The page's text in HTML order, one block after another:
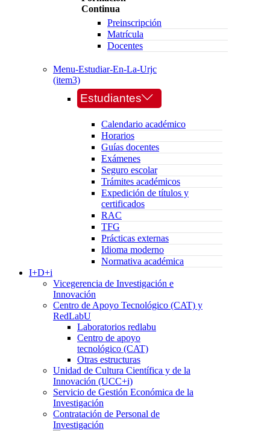
Continua
Preinscripción
Matrícula
Docentes
Menu-Estudiar-En-La-Urjc
(item3)
Estudiantes
Calendario académico
Horarios
Guías docentes
Exámenes
Seguro escolar
Trámites académicos
Expedición de títulos y
certificados
RAC
TFG
Prácticas externas
Idioma moderno
Normativa académica
I+D+i
Vicegerencia de Investigación e
Innovación
Centro de Apoyo Tecnológico (CAT) y
RedLabU
Laboratorios redlabu
Centro de apoyo
tecnológico (CAT)
Otras estructuras
Unidad de Cultura Científica y de la
Innovación (UCC+i)
Servicio de Gestión Económica de la
Investigación
Contratación de Personal de
Investigación